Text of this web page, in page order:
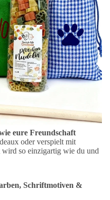
eure Freundschaft
oder verspielt mit
so einzigartig wie du und
Schriftmotiven &